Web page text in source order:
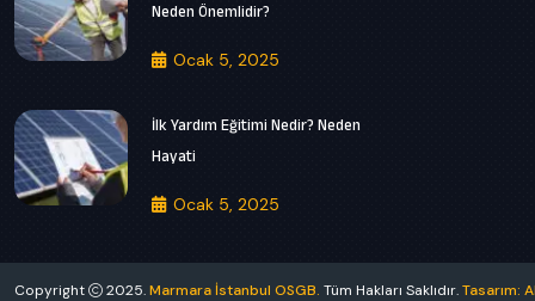
Neden Önemlidir?
Ocak 5, 2025
İlk Yardım Eğitimi Nedir? Neden
Hayati
Ocak 5, 2025
Copyright 2025.Marmara İstanbul OSGB. Tüm Hakları Saklıdır.Tasarım: